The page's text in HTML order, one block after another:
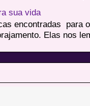
sua vida
encontradas para
Elas nos